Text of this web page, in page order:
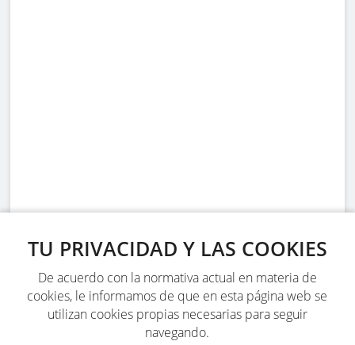
TU PRIVACIDAD Y LAS COOKIES
De acuerdo con la normativa actual en materia de
cookies, le informamos de que en esta página web se
utilizan cookies propias necesarias para seguir
navegando.